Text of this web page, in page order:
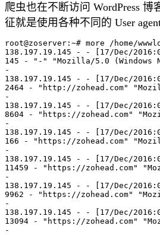
爬虫也在不断访问 WordPress
征就是使用各种不同的 User agent
root@zoserver:~# more /home/
138.197.19.145 - - [17/Dec/
145 - "-" "Mozilla/5.0 (Windows
-
138.197.19.145 - - [17/Dec/
2464 - "http://zohead.com"
-
138.197.19.145 - - [17/Dec/
8604 - "https://zohead.com"
-
138.197.19.145 - - [17/Dec/
166 - "https://zohead.com"
-
138.197.19.145 - - [17/Dec/
11459 - "https://zohead.com"
-
138.197.19.145 - - [17/Dec/
9962 - "https://zohead.com"
-
138.197.19.145 - - [17/Dec/
13094 - "https://zohead.com"
-